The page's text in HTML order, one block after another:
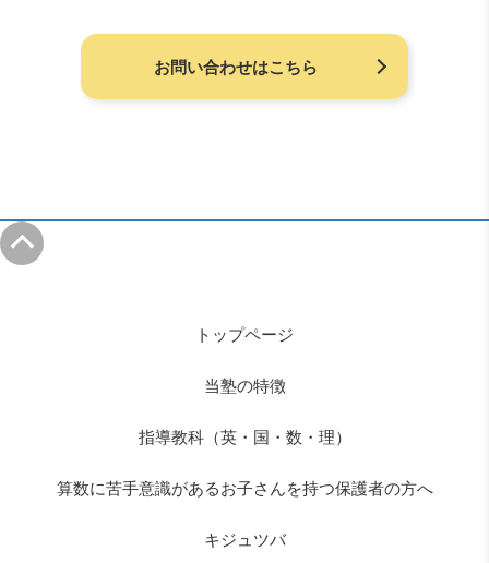
お問い合わせはこちら
トップページ
当塾の特徴
指導教科（英・国・数・理）
算数に苦手意識があるお子さんを持つ保護者の方へ
キジュツバ